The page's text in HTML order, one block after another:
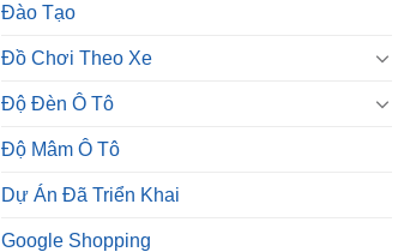
Đào Tạo
Đồ Chơi Theo Xe
Độ Đèn Ô Tô
Độ Mâm Ô Tô
Dự Án Đã Triển Khai
Google Shopping